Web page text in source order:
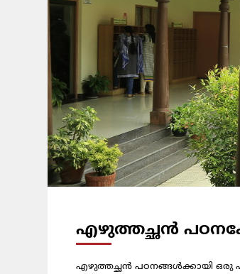
എഴുത്തച്ഛൻ
എഴുത്തച്ഛന്‍ പഠനങ്ങള്‍ക്കായി ഒരു